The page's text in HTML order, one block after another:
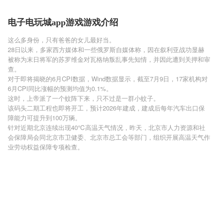
电子电玩城app游戏游戏介绍
这么多身份，只有爸爸的女儿最好当。
28日以来，多家西方媒体和一些俄罗斯自媒体称，因在叙利亚战功显赫
被称为末日将军的苏罗维金对瓦格纳叛乱事先知情，并因此遭到关押和审
查。
对于即将揭晓的6月CPI数据，Wind数据显示，截至7月9日，17家机构对
6月CPI同比涨幅的预测均值为0.1%。
这时，上帝派了一个蚊阵下来，只不过是一群小蚊子。
该码头二期工程也即将开工，预计2026年建成，建成后每年汽车出口保
障能力可提升到100万辆。
针对近期北京连续出现40℃高温天气情况，昨天，北京市人力资源和社
会保障局会同北京市卫健委、北京市总工会等部门，组织开展高温天气作
业劳动权益保障专项检查。